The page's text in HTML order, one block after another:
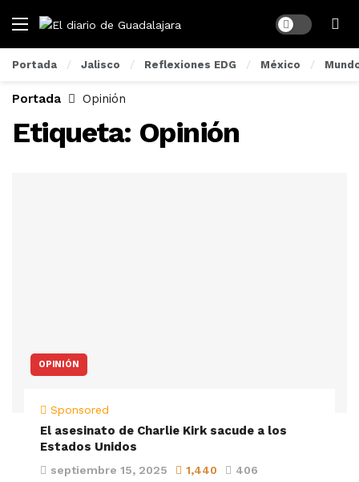
Dark mode
Portada Jalisco Reflexiones EDG México
Portada Opinión
Etiqueta: Opinión
OPINIÓN
Sponsored
El asesinato de Charlie Kirk sacude a los
Estados Unidos
septiembre 15, 2025 1,440 406